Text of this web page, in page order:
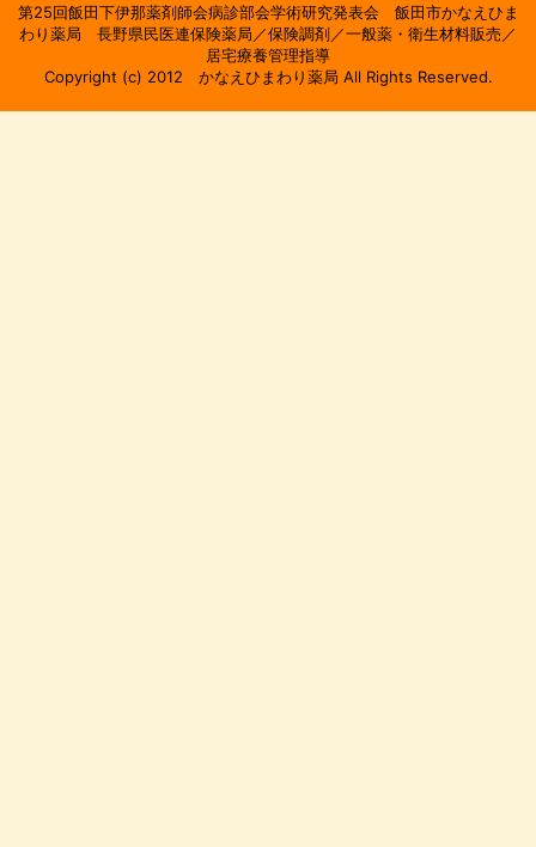
第25回飯田下伊那薬剤師会病診部会学術研究発表会 飯田市かなえひま
わり薬局 長野県民医連保険薬局／保険調剤／一般薬・衛生材料販売／
居宅療養管理指導
Copyright (c) 2012 かなえひまわり薬局 All Rights Reserved.